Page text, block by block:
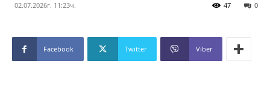
02.07.2026г. 11:23ч. 0
47
Facebook Twitter Viber